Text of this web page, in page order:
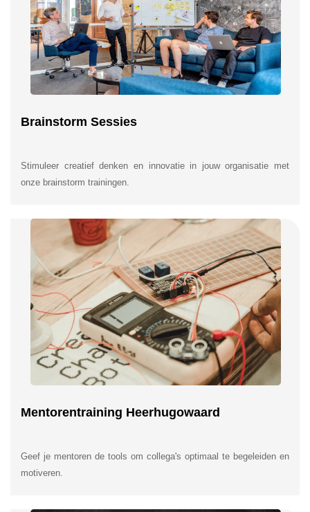
Brainstorm Sessies
Stimuleer creatief denken en innovatie in jouw organisatie met
onze brainstorm trainingen.
Mentorentraining Heerhugowaard
Geef je mentoren de tools om collega's optimaal te begeleiden en
motiveren.